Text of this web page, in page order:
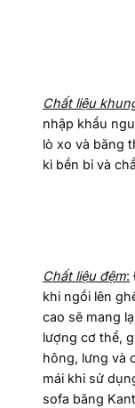
Chất liệu
nhập khẩu
lò xo và băng
kì bền bỉ và
Chất liệu đệm:
khi ngồi lên
cao sẽ mang
lượng cơ thể,
hông, lưng và
mái khi sử
sofa băng